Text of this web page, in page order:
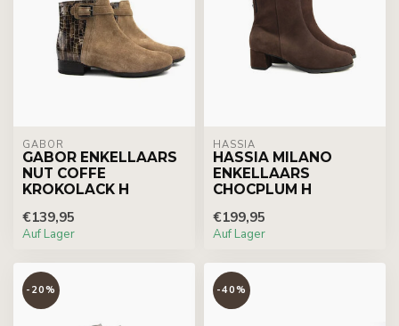
GABOR
GABOR ENKELLAARS
NUT COFFE
KROKOLACK H
€139,95
Auf Lager
HASSIA
HASSIA MILANO
ENKELLAARS
CHOCPLUM H
€199,95
Auf Lager
-20% -40%